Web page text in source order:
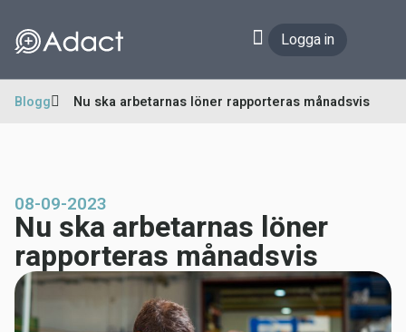
Logga in
Blogg Nu ska arbetarnas löner rapporteras månadsvis
08-09-2023
Nu ska arbetarnas löner
rapporteras månadsvis